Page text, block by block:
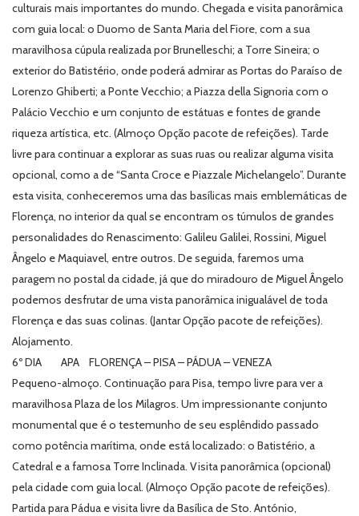
culturais mais importantes do mundo. Chegada e visita panorâmica
com guia local: o Duomo de Santa Maria del Fiore, com a sua
maravilhosa cúpula realizada por Brunelleschi; a Torre Sineira; o
exterior do Batistério, onde poderá admirar as Portas do Paraíso de
Lorenzo Ghiberti; a Ponte Vecchio; a Piazza della Signoria com o
Palácio Vecchio e um conjunto de estátuas e fontes de grande
riqueza artística, etc. (Almoço Opção pacote de refeições). Tarde
livre para continuar a explorar as suas ruas ou realizar alguma visita
opcional, como a de “Santa Croce e Piazzale Michelangelo”. Durante
esta visita, conheceremos uma das basílicas mais emblemáticas de
Florença, no interior da qual se encontram os túmulos de grandes
personalidades do Renascimento: Galileu Galilei, Rossini, Miguel
Ângelo e Maquiavel, entre outros. De seguida, faremos uma
paragem no postal da cidade, já que do miradouro de Miguel Ângelo
podemos desfrutar de uma vista panorâmica inigualável de toda
Florença e das suas colinas. (Jantar Opção pacote de refeições).
Alojamento.
6º DIA APA FLORENÇA – PISA – PÁDUA – VENEZA
Pequeno-almoço. Continuação para Pisa, tempo livre para ver a
maravilhosa Plaza de los Milagros. Um impressionante conjunto
monumental que é o testemunho de seu esplêndido passado
como potência marítima, onde está localizado: o Batistério, a
Catedral e a famosa Torre Inclinada. Visita panorâmica (opcional)
pela cidade com guia local. (Almoço Opção pacote de refeições).
Partida para Pádua e visita livre da Basílica de Sto. António,